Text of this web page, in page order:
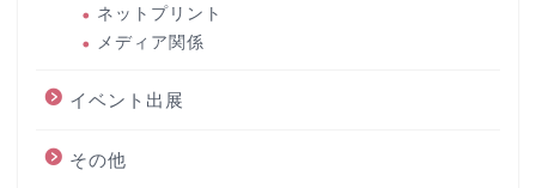
ネットプリント
メディア関係
イベント出展
その他